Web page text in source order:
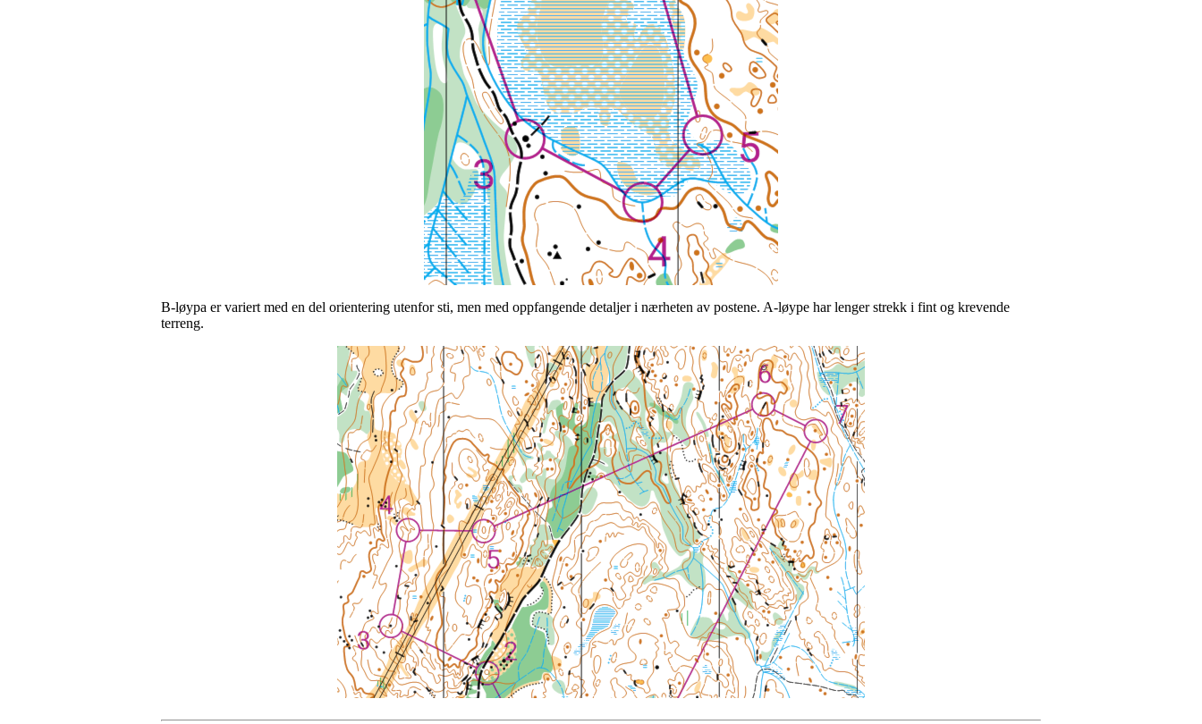
B-løypa er variert med en del orientering utenfor sti, men med oppfangende detaljer i nærheten av postene. A-løype har lenger strekk i fint og krevende
terreng.